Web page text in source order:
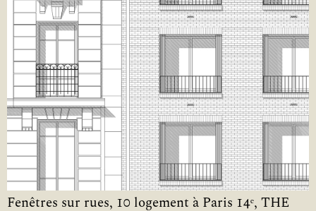
Fenêtres sur rues, 10 logement à Paris 14ᵉ, THE